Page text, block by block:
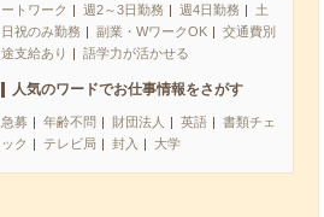
ートワーク
週2～3日勤務 週4日勤務
土
日祝のみ勤務
副業・WワークOK
交通費別
途支給あり
語学力が活かせる
人気のワードでお仕事情報をさがす
急募 年齢不問 財団法人 英語
書類チェ
ック
テレビ局 封入 大学